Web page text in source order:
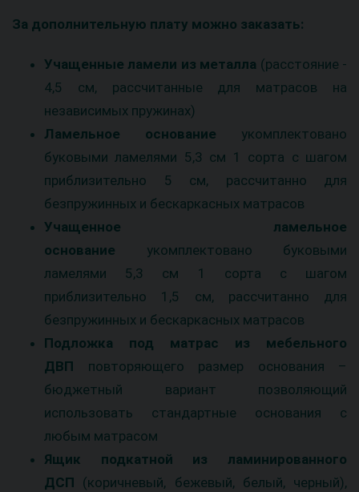
За дополнительную плату можно заказать:
Учащенные ламели из металла (расстояние -
4,5 см, рассчитанные для матрасов на
независимых пружинах)
Ламельное основание укомплектовано
буковыми ламелями 5,3 см 1 сорта с шагом
приблизительно 5 см, рассчитанно для
безпружинных и бескаркасных матрасов
Учащенное ламельное
основание укомплектовано буковыми
ламелями 5,3 см 1 сорта с шагом
приблизительно 1,5 см, рассчитанно для
безпружинных и бескаркасных матрасов
Подложка под матрас из мебельного
ДВП повторяющего размер основания –
бюджетный вариант позволяющий
использовать стандартные основания с
любым матрасом
Ящик подкатной
из ламинированного
ДСП (коричневый, бежевый, белый, черный),